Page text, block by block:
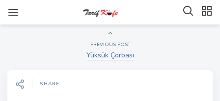
PREVIOUS POST
Yüksük Çorbası
SHARE